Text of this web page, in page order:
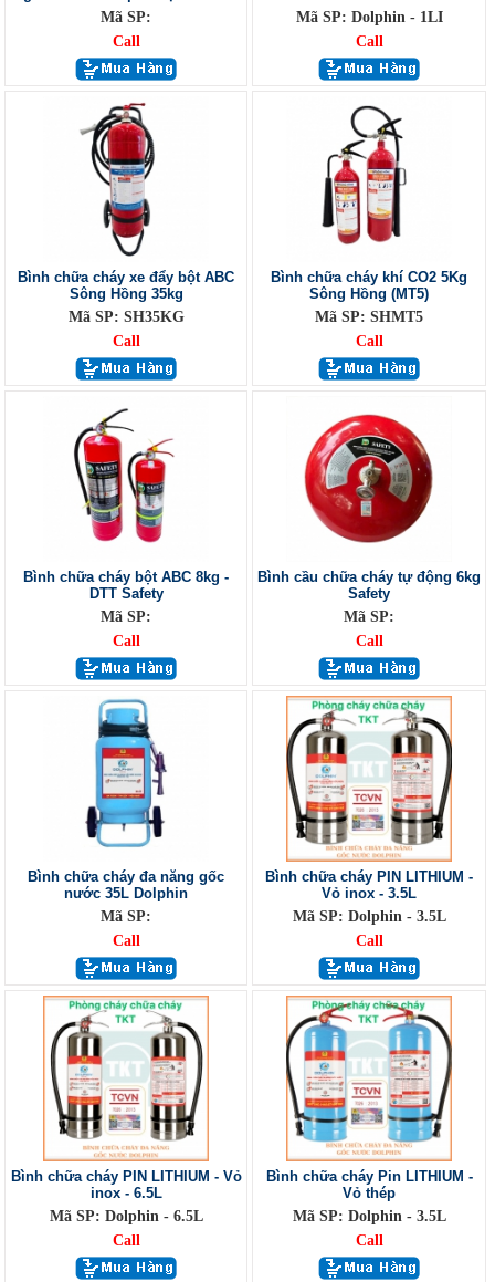
Mã SP:
Call
Mã SP: Dolphin - 1LI
Call
Bình chữa cháy xe đẩy bột ABC
Sông Hồng 35kg
Mã SP: SH35KG
Call
Bình chữa cháy khí CO2 5Kg
Sông Hồng (MT5)
Mã SP: SHMT5
Call
Bình chữa cháy bột ABC 8kg -
DTT Safety
Mã SP:
Call
Bình cầu chữa cháy tự động 6kg
Safety
Mã SP:
Call
Bình chữa cháy đa năng gốc
nước 35L Dolphin
Mã SP:
Call
Bình chữa cháy PIN LITHIUM -
Vỏ inox - 3.5L
Mã SP: Dolphin - 3.5L
Call
Bình chữa cháy PIN LITHIUM - Vỏ
inox - 6.5L
Mã SP: Dolphin - 6.5L
Call
Bình chữa cháy Pin LITHIUM -
Vỏ thép
Mã SP: Dolphin - 3.5L
Call